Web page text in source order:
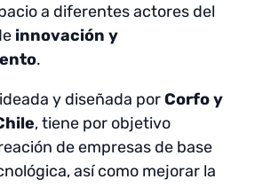
a diferentes actores del
innovación y
.
y diseñada porCorfo y
, tiene por objetivo
de empresas de base
así como mejorar la